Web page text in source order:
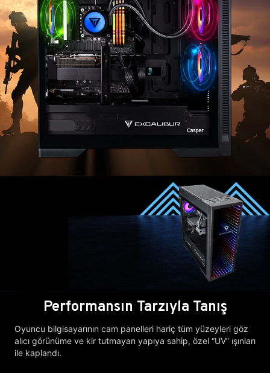
Performansın Tarzıyla Tanış
Oyuncu bilgisayarının cam panelleri hariç tüm yüzeyleri göz
alıcı görünüme ve kir tutmayan yapıya sahip, özel “UV” ışınları
ile kaplandı.